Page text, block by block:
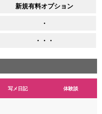
新規有料オプション
・
・・・
写メ日記 体験談